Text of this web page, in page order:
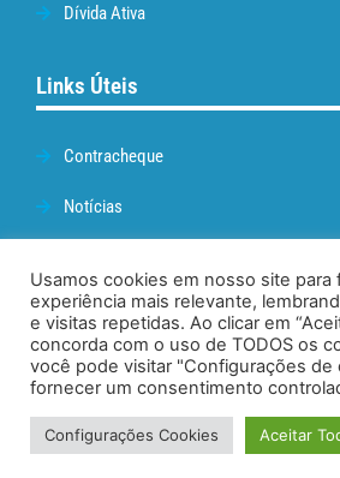
Dívida Ativa
Links Úteis
Contracheque
Notícias
Webmail
Administração
© 2026. TODOS OS DIREITOS
Usamos cookies em nosso site para
experiência mais relevante,
e visitas repetidas. Ao clicar em
concorda com o uso de TODOS os
você pode visitar "Configurações de
fornecer um consentimento
Configurações Cookies Aceitar